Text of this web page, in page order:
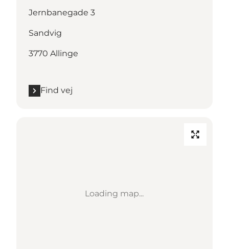
Jernbanegade 3
Sandvig
3770 Allinge
Find vej
Loading map...